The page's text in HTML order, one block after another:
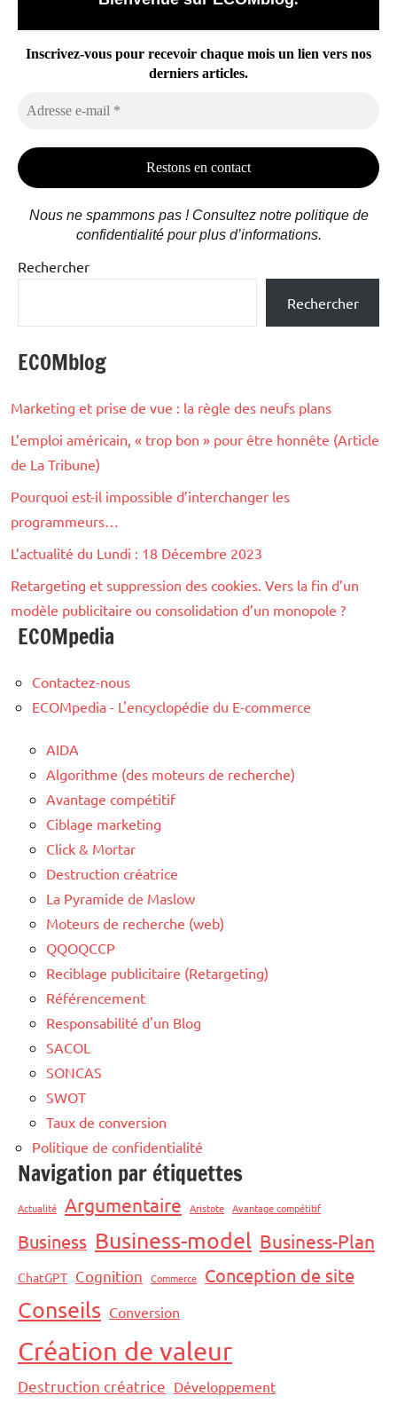
Inscrivez-vous pour recevoir chaque mois un lien vers nos
derniers articles.
e-
Nous ne spammons pas ! Consultez notre politique de
confidentialité pour plus d’informations.
Rechercher
Rechercher
ECOMblog
Marketing et prise de vue : la règle des neufs plans
L’emploi américain, « trop bon » pour être honnête (Article
de La Tribune)
Pourquoi est-il impossible d’interchanger les
programmeurs…
L’actualité du Lundi : 18 Décembre 2023
Retargeting et suppression des cookies. Vers la fin d’un
modèle publicitaire ou consolidation d’un monopole ?
ECOMpedia
Contactez-nous
ECOMpedia - L'encyclopédie du E-commerce
AIDA
Algorithme (des moteurs de recherche)
Avantage compétitif
Ciblage marketing
Click & Mortar
Destruction créatrice
La Pyramide de Maslow
Moteurs de recherche (web)
QQOQCCP
Reciblage publicitaire (Retargeting)
Référencement
Responsabilité d'un Blog
SACOL
SONCAS
SWOT
Taux de conversion
Politique de confidentialité
Navigation par étiquettes
Actualité Argumentaire Aristote Avantage compétitif
Business Business-model Business-Plan
ChatGPT Cognition Commerce Conception de site
Conseils Conversion
Création de valeur
Destruction créatrice Développement